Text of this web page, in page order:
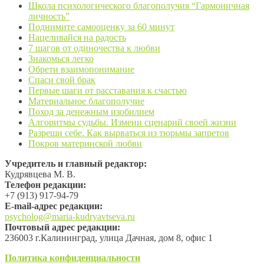
Школа психологического благополучия “Гармоничная
личность”
Поднимите самооценку за 60 минут
Нацеливайся на радость
7 шагов от одиночества к любви
Знакомься легко
Обрети взаимопонимание
Спаси свой брак
Первые шаги от расставания к счастью
Материальное благополучие
Поход за денежным изобилием
Алгоритмы судьбы. Измени сценарий своей жизни
Разреши себе. Как вырваться из тюрьмы запретов
Покров материнской любви
Учредитель и главный редактор:
Кудрявцева М. В.
Телефон редакции:
+7 (913) 917-94-79
Е-mail-адрес редакции:
psycholog@maria-kudryavtseva.ru
Почтовый адрес редакции:
236003 г.Калининград, улица Дачная, дом 8, офис 1
Политика конфиденциальности